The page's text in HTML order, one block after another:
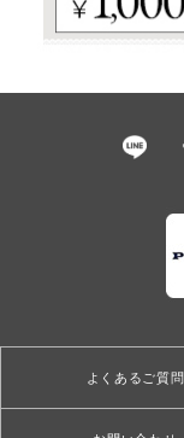
よくあるご質問